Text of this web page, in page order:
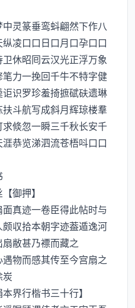
灵篆垂鸾蚪翩然下作八
凌口口日口月口孕口口
休昭囘云汉光正浮万象
力一挽回千牛不特字健
识罗珍羞掎摭碔砆遗琳
斗航写成斜月辉琼楼羣
倐忽一瞬三千秋长安千
恭览涕泗流苍梧呌口口
御押】
真迹一卷臣得此帖时与
収拾本朝字迹葢遁逸河
敝甚乃褾而藏之
物而感其传至今宫扇之
行楷书三十行】